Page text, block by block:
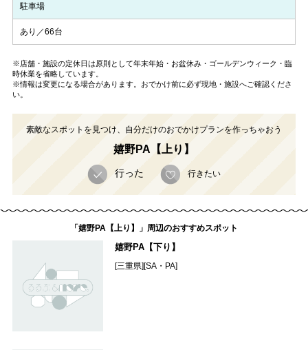
駐車場
あり／66台
※店舗・施設の定休日は原則として年末年始・お盆休み・ゴールデンウィーク・臨
時休業を省略しています。
※情報は変更になる場合があります。おでかけ前に必ず現地・施設へご確認くださ
い。
素敵なスポットを見つけ、自分だけのおでかけプランを作っちゃおう
嬉野PA【上り】
行った 行きたい
「嬉野PA【上り】」周辺のおすすめスポット
嬉野PA【下り】
[三重県][SA・PA]